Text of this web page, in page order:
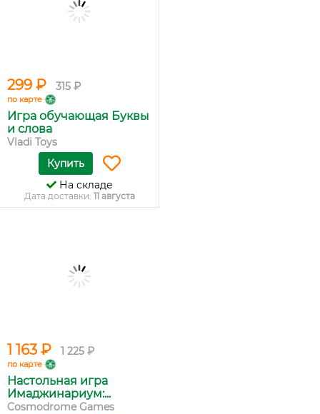
299 ₽ 315 ₽
по карте
Игра обучающая Буквы
и слова
Vladi Toys
Купить
На складе
Дата доставки: 11 августа
1 163 ₽ 1 225 ₽
по карте
Настольная игра
Имаджинариум:...
Cosmodrome Games